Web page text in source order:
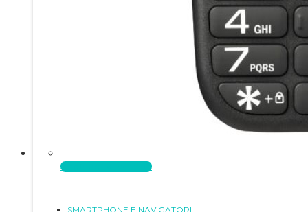
Aggiungi al carrello
SMARTPHONE E NAVIGATORI